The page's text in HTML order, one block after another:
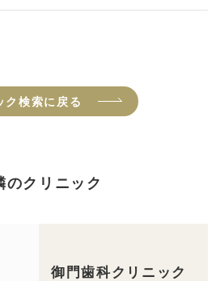
ク検索に戻る
のクリニック
御門歯科クリニック